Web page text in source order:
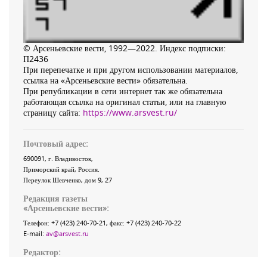
© Арсеньевские вести, 1992—2022. Индекс подписки:
П2436
При перепечатке и при другом использовании материалов,
ссылка на «Арсеньевские вести» обязательна.
При републикации в сети интернет так же обязательна
работающая ссылка на оригинал статьи, или на главную
страницу сайта: https://www.arsvest.ru/
Почтовый адрес:
690091, г. Владивосток,
Приморский край, Россия
Переулок Шевченко, дом 9, 27
Редакция газеты
«Арсеньевские вести»:
Телефон: +7 (423) 240-70-21, факс: +7 (423) 240-70-22
E-mail: av@arsvest.ru
Редактор: